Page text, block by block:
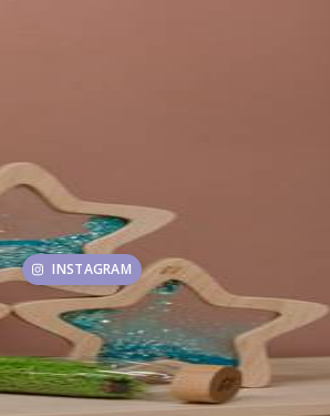
INSTAGRAM